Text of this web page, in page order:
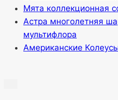
Мята коллекционная
Астра многолетняя
мультифлора
Американские